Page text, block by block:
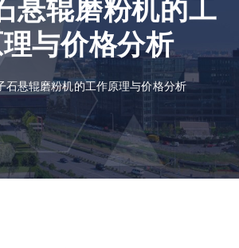
悬辊磨粉机的工
与价格分析
石悬辊磨粉机的工作原理与价格分析